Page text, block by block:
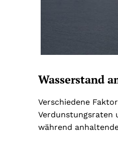
Wasserstand
Verschiedene
Verdunstungsraten
während